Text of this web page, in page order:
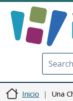
Inicio Una